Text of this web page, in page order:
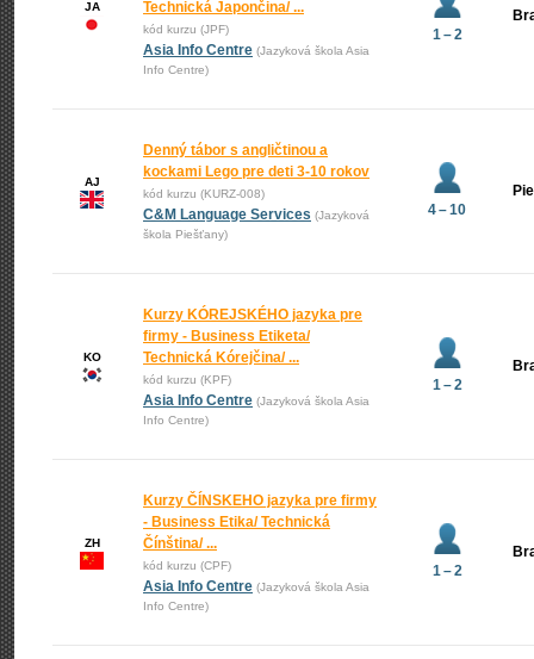
JA Technická Japončina/ ...
kód kurzu (JPF)
Asia Info Centre (Jazyková škola Asia
Info Centre)
1 – 2
AJ
Denný tábor s angličtinou a
kockami Lego pre deti 3-10 rokov
kód kurzu (KURZ-008)
C&M Language Services (Jazyková
škola Piešťany)
4 – 10
KO
Kurzy KÓREJSKÉHO jazyka pre
firmy - Business Etiketa/
Technická Kórejčina/ ...
kód kurzu (KPF)
Asia Info Centre (Jazyková škola Asia
Info Centre)
1 – 2
ZH
Kurzy ČÍNSKEHO jazyka pre firmy
- Business Etika/ Technická
Čínština/ ...
kód kurzu (CPF)
Asia Info Centre (Jazyková škola Asia
Info Centre)
1 – 2